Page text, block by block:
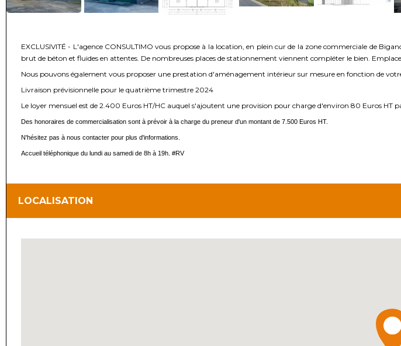
EXCLUSIVITÉ - L'agence CONSULTIMO vous propose à la location, en plein cur de la zone commerciale de
brut de béton et fluides en attentes. De nombreuses places de stationnement viennent compléter le bien.
Nous pouvons également vous proposer une prestation d'aménagement intérieur sur mesure en fonction de
Livraison prévisionnelle pour le quatrième trimestre 2024
Le loyer mensuel est de 2.400 Euros HT/HC auquel s'ajoutent une provision pour charge d'environ 80 Euros HT
Des honoraires de commercialisation sont à prévoir à la charge du preneur d'un montant de 7.500 Euros HT.
N'hésitez pas à nous contacter pour plus d'informations.
Accueil téléphonique du lundi au samedi de 8h à 19h. #RV
LOCALISATION